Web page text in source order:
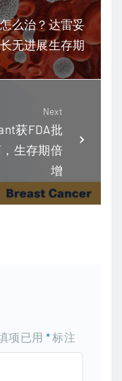
么治？达雷妥
无进展生存期
Next
获FDA批
生存期倍
增
项已用 *标注